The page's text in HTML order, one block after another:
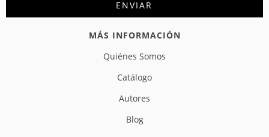
MÁS INFORMACIÓN
Quiénes Somos
Catálogo
Autores
Blog